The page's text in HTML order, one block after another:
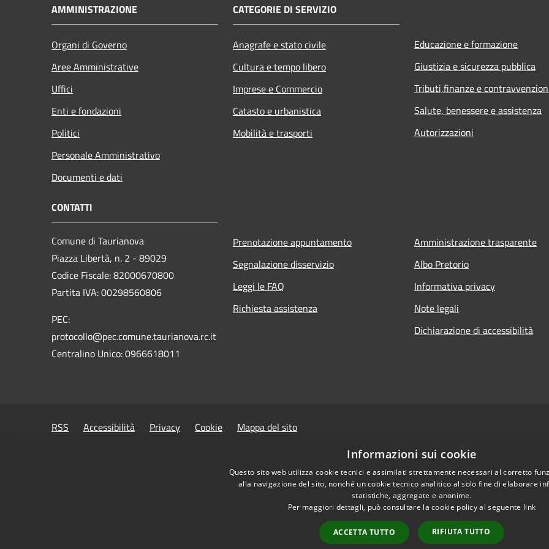
AMMINISTRAZIONE
Organi di Governo
Aree Amministrative
Uffici
Enti e fondazioni
Politici
Personale Amministrativo
Documenti e dati
CATEGORIE DI SERVIZIO
Anagrafe e stato civile
Cultura e tempo libero
Imprese e Commercio
Catasto e urbanistica
Mobilità e trasporti
Educazione e formazione
Giustizia e sicurezza pubblica
Tributi,finanze e
Salute, benessere e assistenza
Autorizzazioni
CONTATTI
Comune di Taurianova
Piazza Libertà, n. 2 - 89029
Codice Fiscale: 82000670800
Partita IVA: 00298560806
PEC:
protocollo@pec.comune.taurianova.rc.it
Centralino Unico: 0966618011
Prenotazione appuntamento
Segnalazione disservizio
Leggi le FAQ
Richiesta assistenza
Amministrazione trasparente
Albo Pretorio
Informativa privacy
Note legali
Dichiarazione di accessibilità
RSS Accessibilità Privacy Cookie Mappa del sito
Powered by
Il sito e i portali collegati
cui si rinvia per l'
raccolti da WAI vengono
e ad uso esclusivo
aderente alla
Informazioni sui cookie
Questo sito web utilizza cookie tecnici e assimilati strettamente necessari al corretto
alla navigazione del sito, nonché un cookie tecnico analitico al solo fine di elaborare
statistiche, aggregate e anonime.
Per maggiori dettagli, può consultare la cookie policy al seguente link
ACCETTA TUTTO RIFIUTA TUTTO